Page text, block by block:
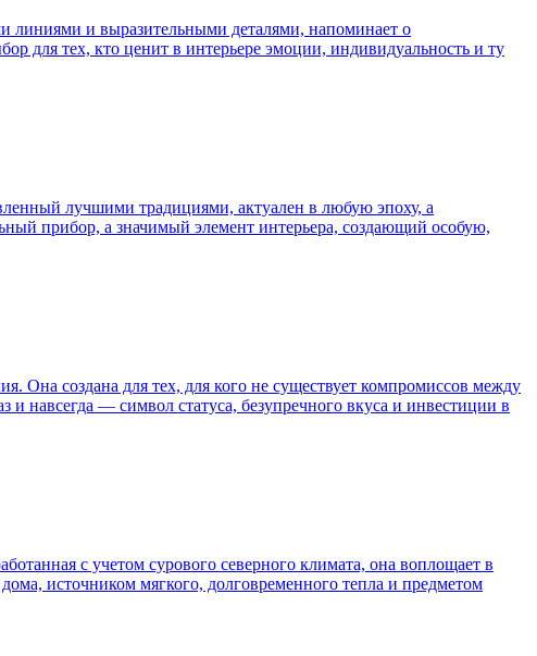
линиями и выразительными деталями, напоминает о
для тех, кто ценит в интерьере эмоции, индивидуальность и ту
лучшими традициями, актуален в любую эпоху, а
прибор, а значимый элемент интерьера, создающий особую,
Она создана для тех, для кого не существует компромиссов между
навсегда — символ статуса, безупречного вкуса и инвестиции в
с учетом сурового северного климата, она воплощает в
источником мягкого, долговременного тепла и предметом